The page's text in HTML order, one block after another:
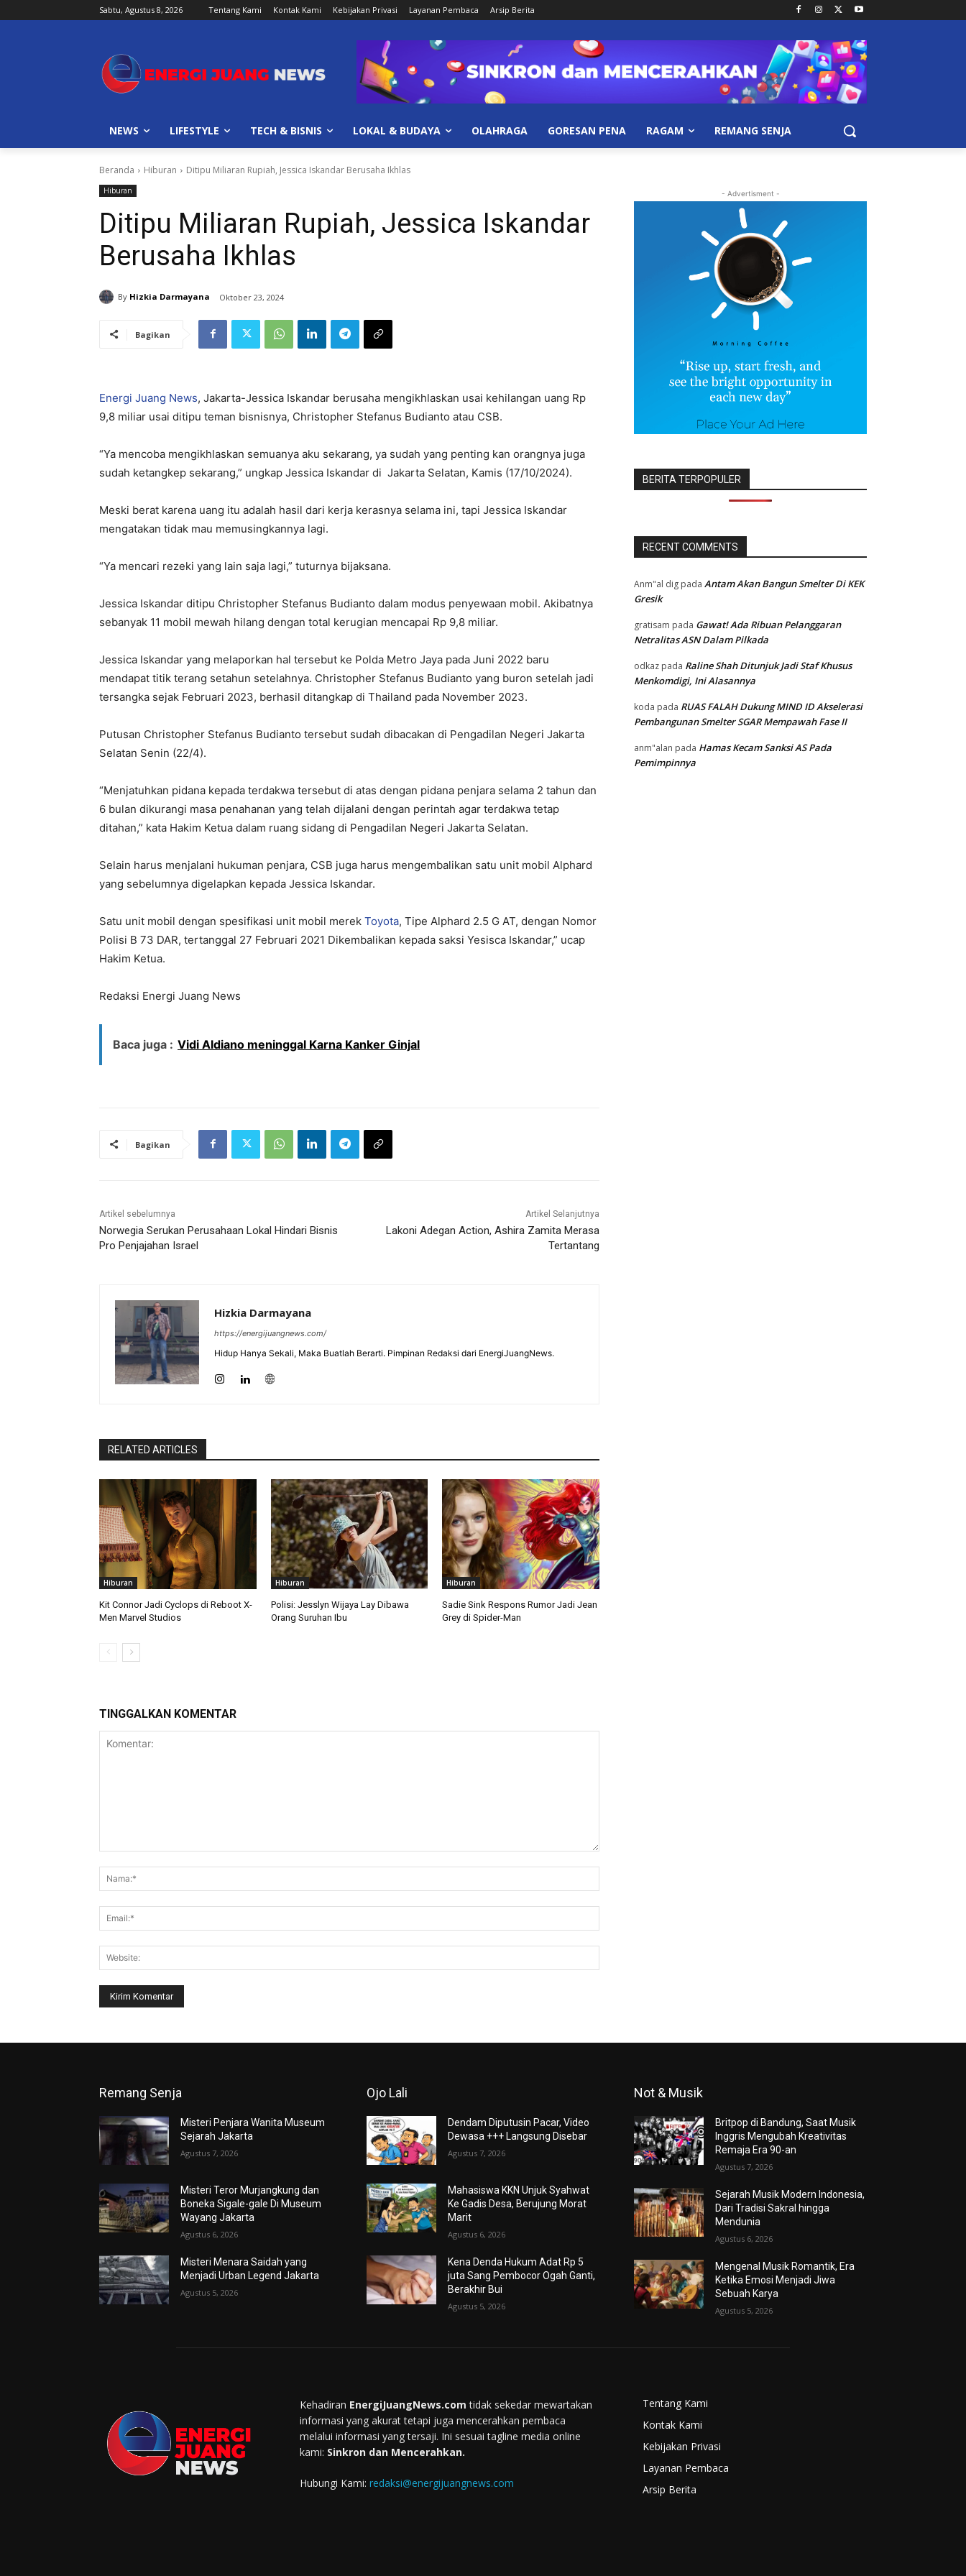
Sabtu, Agustus 8, 2026 Tentang Kami Kontak Kami Kebijakan Privasi Layanan Pembaca Arsip Berita
NEWS LIFESTYLE TECH & BISNIS LOKAL & BUDAYA OLAHRAGA GORESAN PENA RAGAM REMANG SENJA
Beranda Hiburan Ditipu Miliaran Rupiah, Jessica Iskandar Berusaha Ikhlas
Hiburan
Ditipu Miliaran Rupiah, Jessica Iskandar
Berusaha Ikhlas
By Hizkia Darmayana Oktober 23, 2024
Bagikan
Energi Juang News, Jakarta-Jessica Iskandar berusaha mengikhlaskan usai kehilangan uang Rp
9,8 miliar usai ditipu teman bisnisnya, Christopher Stefanus Budianto atau CSB.
“Ya mencoba mengikhlaskan semuanya aku sekarang, ya sudah yang penting kan orangnya juga
sudah ketangkep sekarang,” ungkap Jessica Iskandar di Jakarta Selatan, Kamis (17/10/2024).
Meski berat karena uang itu adalah hasil dari kerja kerasnya selama ini, tapi Jessica Iskandar
mengatakan tidak mau memusingkannya lagi.
“Ya mencari rezeki yang lain saja lagi,” tuturnya bijaksana.
Jessica Iskandar ditipu Christopher Stefanus Budianto dalam modus penyewaan mobil. Akibatnya
sebanyak 11 mobil mewah hilang dengan total kerugian mencapai Rp 9,8 miliar.
Jessica Iskandar yang melaporkan hal tersebut ke Polda Metro Jaya pada Juni 2022 baru
mendapat titik terang setahun setelahnya. Christopher Stefanus Budianto yang buron setelah jadi
tersangka sejak Februari 2023, berhasil ditangkap di Thailand pada November 2023.
Putusan Christopher Stefanus Budianto tersebut sudah dibacakan di Pengadilan Negeri Jakarta
Selatan Senin (22/4).
“Menjatuhkan pidana kepada terdakwa tersebut di atas dengan pidana penjara selama 2 tahun dan
6 bulan dikurangi masa penahanan yang telah dijalani dengan perintah agar terdakwa tetap
ditahan,” kata Hakim Ketua dalam ruang sidang di Pengadilan Negeri Jakarta Selatan.
Selain harus menjalani hukuman penjara, CSB juga harus mengembalikan satu unit mobil Alphard
yang sebelumnya digelapkan kepada Jessica Iskandar.
Satu unit mobil dengan spesifikasi unit mobil merek Toyota, Tipe Alphard 2.5 G AT, dengan Nomor
Polisi B 73 DAR, tertanggal 27 Februari 2021 Dikembalikan kepada saksi Yesisca Iskandar,” ucap
Hakim Ketua.
Redaksi Energi Juang News
Baca juga : Vidi Aldiano meninggal Karna Kanker Ginjal
Bagikan
Artikel sebelumnya
Norwegia Serukan Perusahaan Lokal Hindari Bisnis
Pro Penjajahan Israel
Artikel Selanjutnya
Lakoni Adegan Action, Ashira Zamita Merasa
Tertantang
Hizkia Darmayana
https://energijuangnews.com/
Hidup Hanya Sekali, Maka Buatlah Berarti. Pimpinan Redaksi dari EnergiJuangNews.
RELATED ARTICLES
Hiburan
Kit Connor Jadi Cyclops di Reboot X-
Men Marvel Studios
Hiburan
Polisi: Jesslyn Wijaya Lay Dibawa
Orang Suruhan Ibu
Hiburan
Sadie Sink Respons Rumor Jadi Jean
Grey di Spider-Man
TINGGALKAN KOMENTAR
- Advertisment -
BERITA TERPOPULER
RECENT COMMENTS
Anm"al dig pada Antam Akan Bangun Smelter Di KEK
Gresik
gratisam pada Gawat! Ada Ribuan Pelanggaran
Netralitas ASN Dalam Pilkada
odkaz pada Raline Shah Ditunjuk Jadi Staf Khusus
Menkomdigi, Ini Alasannya
koda pada RUAS FALAH Dukung MIND ID Akselerasi
Pembangunan Smelter SGAR Mempawah Fase II
anm"alan pada Hamas Kecam Sanksi AS Pada
Pemimpinnya
Remang Senja
Misteri Penjara Wanita Museum
Sejarah Jakarta
Agustus 7, 2026
Misteri Teror Murjangkung dan
Boneka Sigale-gale Di Museum
Wayang Jakarta
Agustus 6, 2026
Misteri Menara Saidah yang
Menjadi Urban Legend Jakarta
Agustus 5, 2026
Ojo Lali
Dendam Diputusin Pacar, Video
Dewasa +++ Langsung Disebar
Agustus 7, 2026
Mahasiswa KKN Unjuk Syahwat
Ke Gadis Desa, Berujung Morat
Marit
Agustus 6, 2026
Kena Denda Hukum Adat Rp 5
juta Sang Pembocor Ogah Ganti,
Berakhir Bui
Agustus 5, 2026
Not & Musik
Britpop di Bandung, Saat Musik
Inggris Mengubah Kreativitas
Remaja Era 90-an
Agustus 7, 2026
Sejarah Musik Modern Indonesia,
Dari Tradisi Sakral hingga
Mendunia
Agustus 6, 2026
Mengenal Musik Romantik, Era
Ketika Emosi Menjadi Jiwa
Sebuah Karya
Agustus 5, 2026
Kehadiran EnergiJuangNews.com tidak sekedar mewartakan
informasi yang akurat tetapi juga mencerahkan pembaca
melalui informasi yang tersaji. Ini sesuai tagline media online
kami: Sinkron dan Mencerahkan.
Hubungi Kami: redaksi@energijuangnews.com
Tentang Kami
Kontak Kami
Kebijakan Privasi
Layanan Pembaca
Arsip Berita